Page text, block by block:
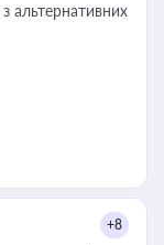
альтернативних
+8